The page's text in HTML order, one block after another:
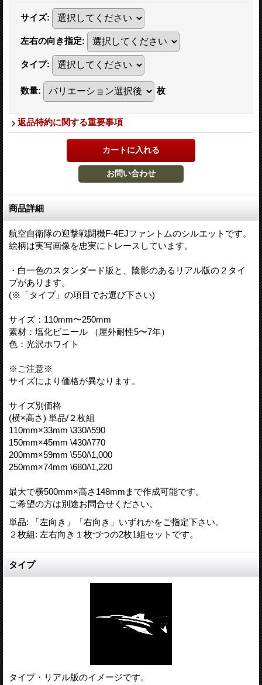
サイズ:
左右の向き指定:
タイプ:
数量: 枚
返品特約に関する重要事項
商品詳細
航空自衛隊の迎撃戦闘機F-4EJファントムのシルエットです。
絵柄は実写画像を忠実にトレースしています。
・白一色のスタンダード版と、陰影のあるリアル版の２タイ
プがあります。
(※「タイプ」の項目でお選び下さい)
サイズ：110mm〜250mm
素材：塩化ビニール （屋外耐性5〜7年）
色：光沢ホワイト
※ご注意※
サイズにより価格が異なります。
サイズ別価格
(横×高さ) 単品/２枚組
110mm×33mm \330/\590
150mm×45mm \430/\770
200mm×59mm \550/\1,000
250mm×74mm \680/\1,220
最大で横500mm×高さ148mmまで作成可能です。
ご希望の方は別途お問合せください。
単品:
「左向き」「右向き」いずれかをご指定下さい。
２枚組: 左右向き１枚づつの2枚1組セットです。
タイプ
タイプ・リアル版のイメージです。